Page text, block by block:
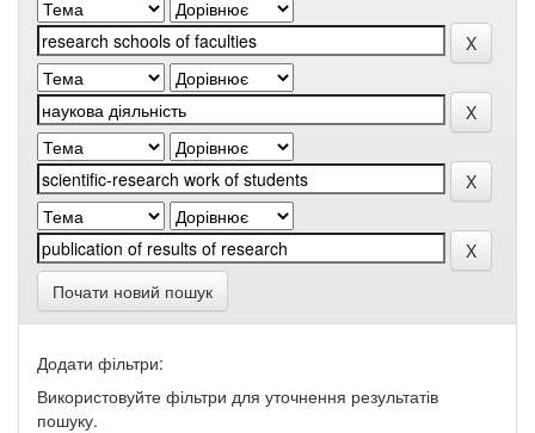
Почати новий пошук
Додати фільтри:
Використовуйте фільтри для уточнення результатів
пошуку.